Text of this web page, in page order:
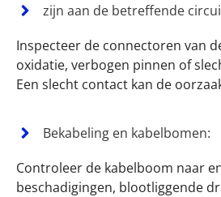
zijn aan de betreffende
Inspecteer de connectoren van
oxidatie, verbogen pinnen of
Een slecht contact kan de
Bekabeling en kabelbomen:
Controleer de kabelboom naar
beschadigingen, blootliggende